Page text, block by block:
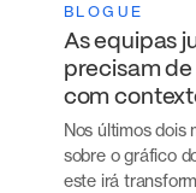
BLOGUE
As equipas
precisam de
com
Nos últimos dois
sobre o gráfico
este irá